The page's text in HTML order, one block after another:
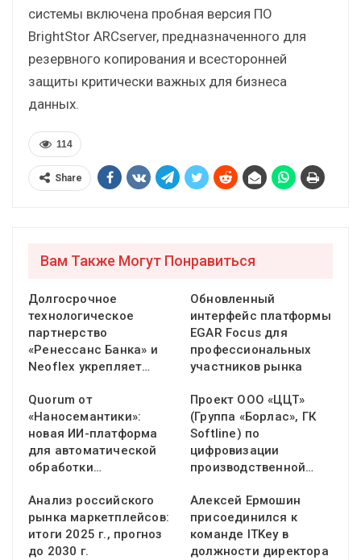
системы включена пробная версия ПО
BrightStor ARCserver, предназначенного для
резервного копирования и всесторонней
защиты критически важных для бизнеса
данных.
114
Share
Вам Также Могут Понравиться
Долгосрочное
технологическое
партнерство
«Ренессанс Банка» и
Neoflex укрепляет…
Обновленный
интерфейс платформы
EGAR Focus для
профессиональных
участников рынка
Quorum от
«Наносемантики»:
новая ИИ-платформа
для автоматической
обработки…
Проект ООО «ЦЦТ»
(Группа «Борлас», ГК
Softline) по
цифровизации
производственной…
Анализ российского
рынка маркетплейсов:
итоги 2025 г., прогноз
до 2030 г.
Алексей Ермошин
присоединился к
команде ITKey в
должности директора